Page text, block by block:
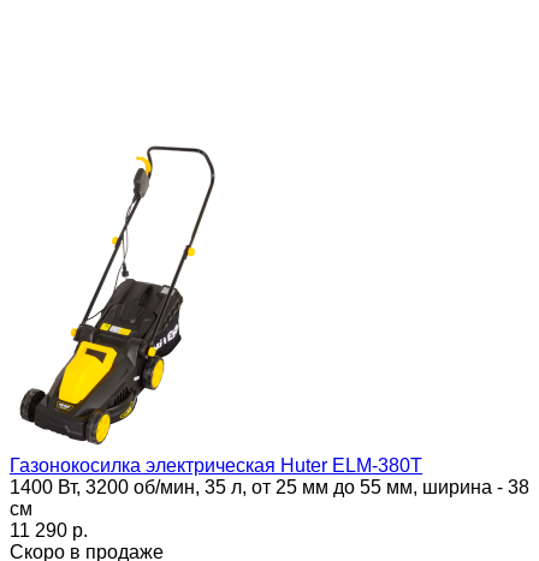
Газонокосилка электрическая Huter ELM-380T
1400 Вт, 3200 об/мин, 35 л, от 25 мм до 55 мм, ширина - 38
см
11 290 p.
Скоро в продаже